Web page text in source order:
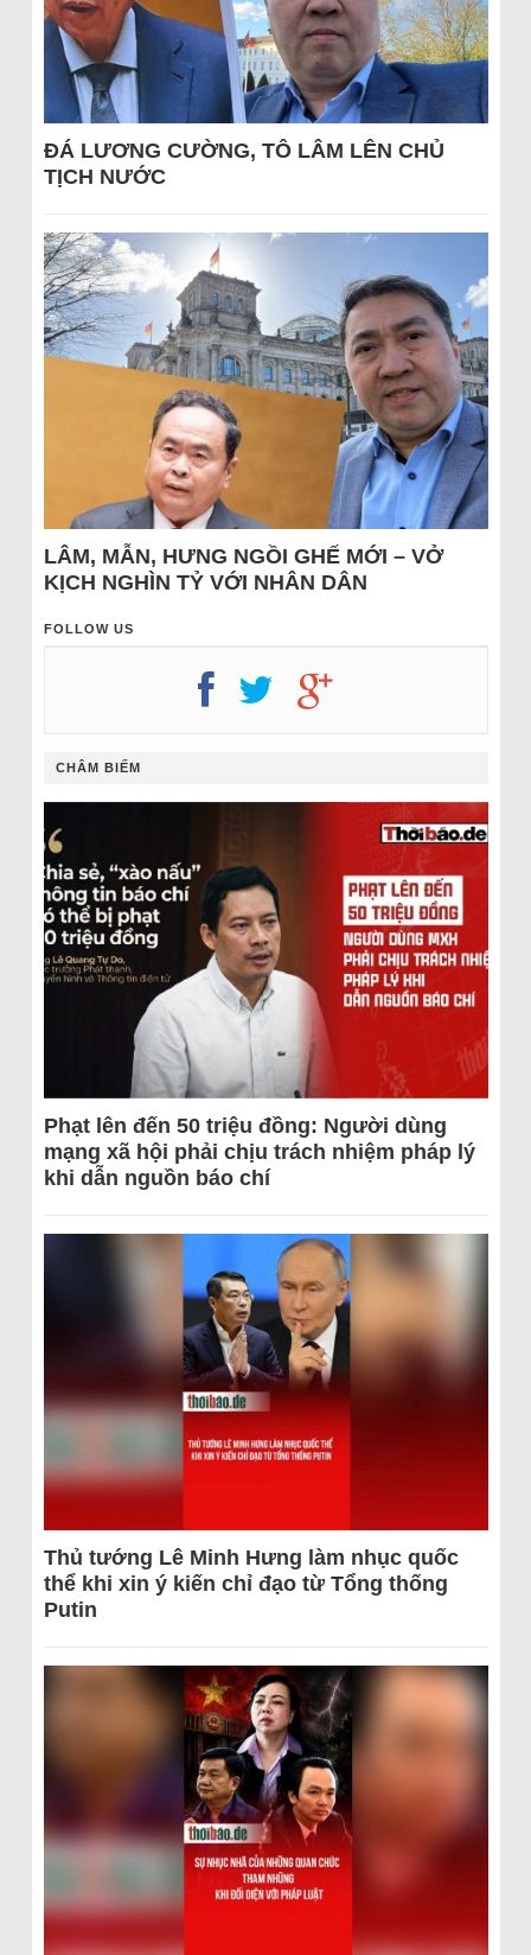
ĐÁ LƯƠNG CƯỜNG, TÔ LÂM LÊN CHỦ
TỊCH NƯỚC
LÂM, MẪN, HƯNG NGỒI GHẾ MỚI – VỞ
KỊCH NGHÌN TỶ VỚI NHÂN DÂN
FOLLOW US
CHÂM BIẾM
Phạt lên đến 50 triệu đồng: Người dùng
mạng xã hội phải chịu trách nhiệm pháp lý
khi dẫn nguồn báo chí
Thủ tướng Lê Minh Hưng làm nhục quốc
thể khi xin ý kiến chỉ đạo từ Tổng thống
Putin